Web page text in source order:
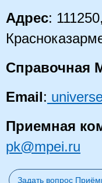
Адрес:
Справочная
Email:
Приемная
pk@mpei.ru
Задать вопрос